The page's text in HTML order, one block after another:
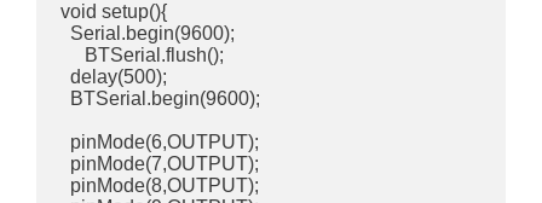
void setup(){
  Serial.begin(9600);
     BTSerial.flush();
  delay(500);
  BTSerial.begin(9600);
  pinMode(6,OUTPUT);
  pinMode(7,OUTPUT);
  pinMode(8,OUTPUT);